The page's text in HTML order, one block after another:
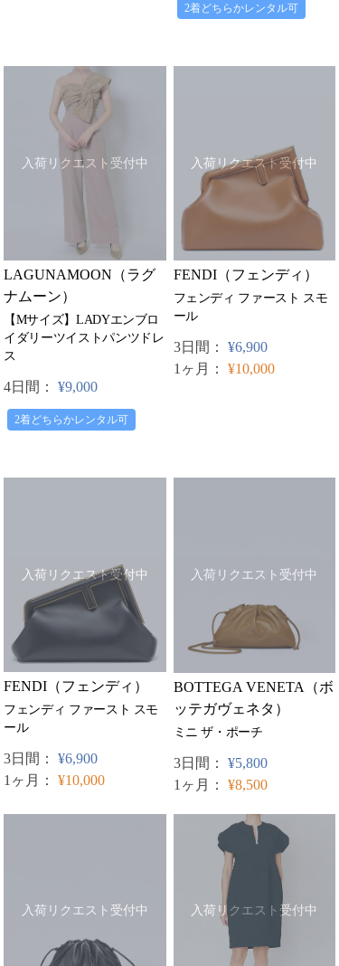
2着どちらかレンタル可
入荷リクエスト受付中
LAGUNAMOON（ラグ
ナムーン）
【Mサイズ】LADYエンブロ
イダリーツイストパンツドレ
ス
4日間： ¥9,000
2着どちらかレンタル可
入荷リクエスト受付中
FENDI（フェンディ）
フェンディ ファースト スモ
ール
3日間： ¥6,900
1ヶ月： ¥10,000
入荷リクエスト受付中
FENDI（フェンディ）
フェンディ ファースト スモ
ール
3日間： ¥6,900
1ヶ月： ¥10,000
入荷リクエスト受付中
BOTTEGA VENETA（ボ
ッテガヴェネタ）
ミニ ザ・ポーチ
3日間： ¥5,800
1ヶ月： ¥8,500
入荷リクエスト受付中 入荷リクエスト受付中